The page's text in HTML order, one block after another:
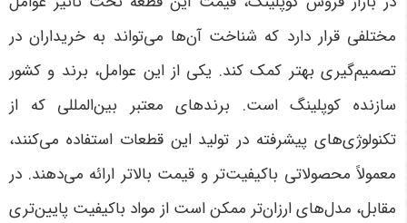
مختلفی قرار دارد که شناخت آن‌ها می‌تواند به خریداران در
تصمیم‌گیری بهتر کمک کند. یکی از این عوامل، برند و کشور
سازنده کوپلینگ است. برندهای معتبر بین‌المللی که از
تکنولوژی‌های پیشرفته در تولید این قطعات استفاده می‌کنند،
معمولاً محصولاتی باکیفیت‌تر و قیمت بالاتر ارائه می‌دهند. در
مقابل، مدل‌های ارزان‌تر ممکن است از مواد باکیفیت پایین‌تری